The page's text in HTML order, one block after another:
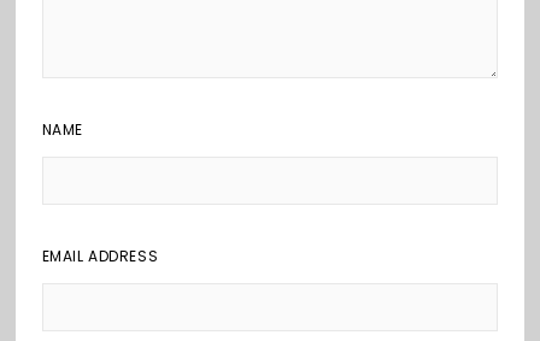
NAME
EMAIL ADDRESS